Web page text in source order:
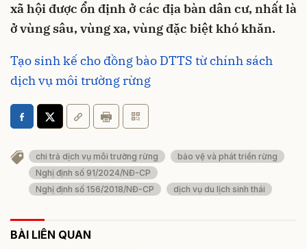
xã hội được ổn định ở các địa bàn dân cư, nhất là
ở vùng sâu, vùng xa, vùng đặc biệt khó khăn.
Tạo sinh kế cho đồng bào DTTS từ chính sách
dịch vụ môi trường rừng
chi trả dịch vụ môi trường rừng
bảo vệ và phát triển rừng
Nghị định số 91/2024/NĐ-CP
Nghị định số 156/2018/NĐ-CP
dịch vụ du lịch sinh thái
BÀI LIÊN QUAN